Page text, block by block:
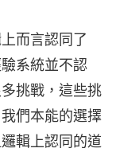
而言認同了
系統並不認
挑戰，這些挑
們本能的選擇
輯上認同的道